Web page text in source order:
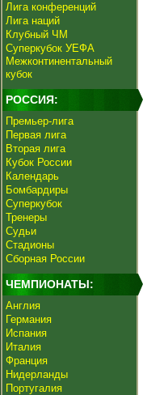
Лига конференций
Лига наций
Клубный ЧМ
Суперкубок УЕФА
Межконтинентальный
кубок
РОССИЯ:
Премьер-лига
Первая лига
Вторая лига
Кубок России
Календарь
Бомбардиры
Суперкубок
Тренеры
Судьи
Стадионы
Сборная России
ЧЕМПИОНАТЫ:
Англия
Германия
Испания
Италия
Франция
Нидерланды
Португалия